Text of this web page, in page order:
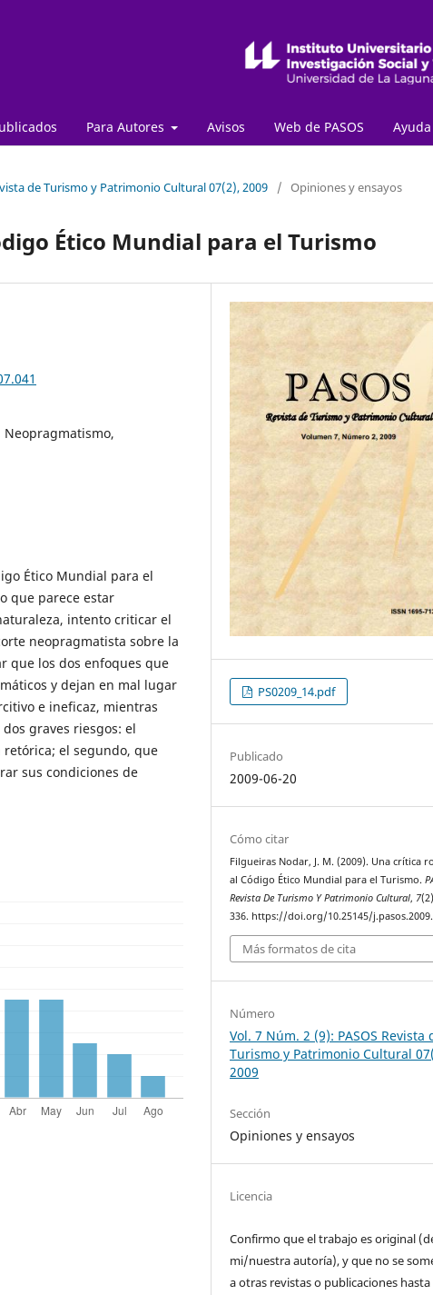
Para Autores Avisos Web de PASOS Ayuda
de Turismo y Patrimonio Cultural 07(2), 2009 / Opiniones y ensayos
Ético Mundial para el Turismo
Neopragmatismo,
Ético Mundial para el
que parece estar
intento criticar el
neopragmatista sobre la
que los dos enfoques que
y dejan en mal lugar
e ineficaz, mientras
graves riesgos: el
el segundo, que
sus condiciones de
PS0209_14.pdf
Publicado
2009-06-20
Cómo citar
Filgueiras Nodar, J. M. (2009). Una crítica
al Código Ético Mundial para el Turismo.
Revista De Turismo Y Patrimonio Cultural, 7
336. https://doi.org/10.25145/
Más formatos de cita
Número
Vol. 7 Núm. 2 (9): PASOS Revista
Turismo y Patrimonio Cultural
2009
Sección
Opiniones y ensayos
Licencia
Confirmo que el trabajo es original
mi/nuestra autoría), y que no se
a otras revistas o publicaciones hasta